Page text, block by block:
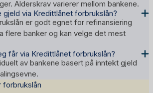
Alderskrav varierer mellom bankene.
gjeld via Kredittlånet forbrukslån?
er godt egnet for refinansiering
flere banker og kan velge det mest
får via Kredittlånet forbrukslån?
av bankene basert på inntekt gjeld
forbrukslån